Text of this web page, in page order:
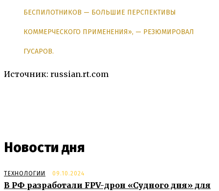
БЕСПИЛОТНИКОВ — БОЛЬШИЕ ПЕРСПЕКТИВЫ
КОММЕРЧЕСКОГО ПРИМЕНЕНИЯ», — РЕЗЮМИРОВАЛ
ГУСАРОВ.
Источник: russian.rt.com
Новости дня
ТЕХНОЛОГИИ 09.10.2024
В РФ разработали FPV-дрон «Судного дня» для